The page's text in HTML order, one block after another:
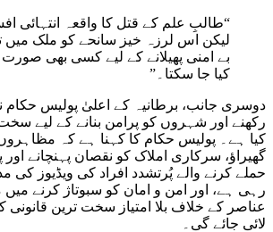
“طالبِ علم کے قتل کا واقعہ انتہائی
لیکن اس لرزہ خیز سانحے کو ملک میں
بے امنی پھیلانے کے لیے کسی بھی
کیا جا سکتا۔”
دوسری جانب، برطانیہ کے اعلیٰ پولیس حکام نے
رکھنے اور شہروں کو پرامن بنانے کے لیے سخت
کیا ہے۔ پولیس حکام کا کہنا ہے کہ
گھیراؤ، سرکاری املاک کو نقصان پہنچانے اور
حملے کرنے والے پُرتشدد افراد کی ویڈیوز
رہی ہے، اور امن و امان کو سبوتاژ کرنے
عناصر کے خلاف بلا امتیاز سخت ترین قانونی
لائی جائے گی۔